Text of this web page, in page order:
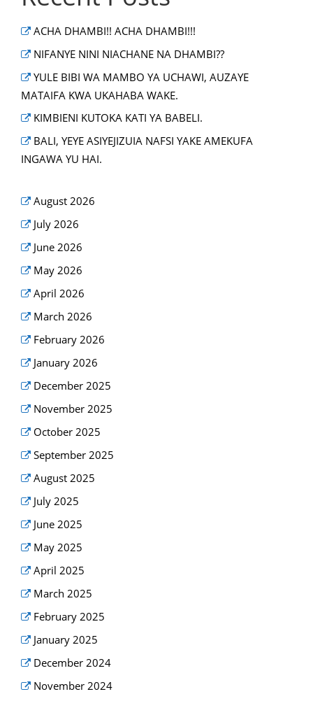
ACHA DHAMBI!! ACHA DHAMBI!!!
NIFANYE NINI NIACHANE NA DHAMBI??
YULE BIBI WA MAMBO YA UCHAWI, AUZAYE
MATAIFA KWA UKAHABA WAKE.
KIMBIENI KUTOKA KATI YA BABELI.
BALI, YEYE ASIYEJIZUIA NAFSI YAKE AMEKUFA
INGAWA YU HAI.
August 2026
July 2026
June 2026
May 2026
April 2026
March 2026
February 2026
January 2026
December 2025
November 2025
October 2025
September 2025
August 2025
July 2025
June 2025
May 2025
April 2025
March 2025
February 2025
January 2025
December 2024
November 2024